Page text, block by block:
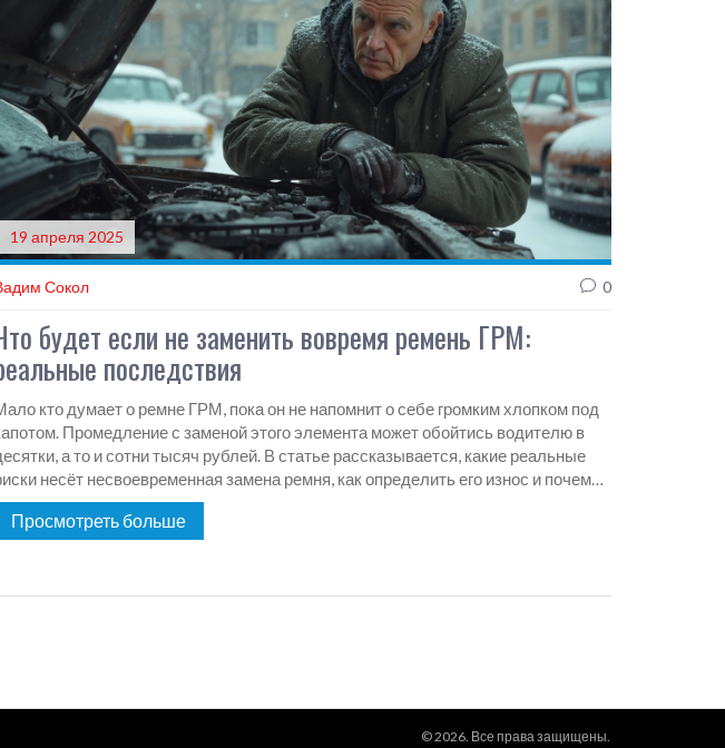
19 апреля 2025
Сокол 0
будет если не заменить вовремя ремень ГРМ:
последствия
кто думает о ремне ГРМ, пока он не напомнит о себе громким хлопком под
Промедление с заменой этого элемента может обойтись водителю в
а то и сотни тысяч рублей. В статье рассказывается, какие реальные
несёт несвоевременная замена ремня, как определить его износ и почему
на этом элементе часто выливается в серьёзные проблемы с
машиной. Факты, советы и личные наблюдения — всё, чтобы избежать дорогого
Просмотреть больше
© 2026. Все права защищены.